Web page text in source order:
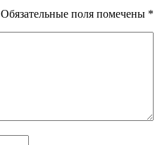
Обязательные поля помечены *